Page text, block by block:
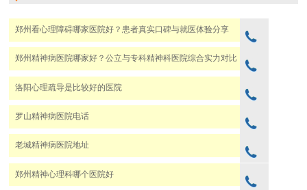
郑州看心理障碍哪家医院好？患者真实口碑与就医体验分享
郑州精神病医院哪家好？公立与专科精神科医院综合实力对比
洛阳心理疏导是比较好的医院
罗山精神病医院电话
老城精神病医院地址
郑州精神心理科哪个医院好